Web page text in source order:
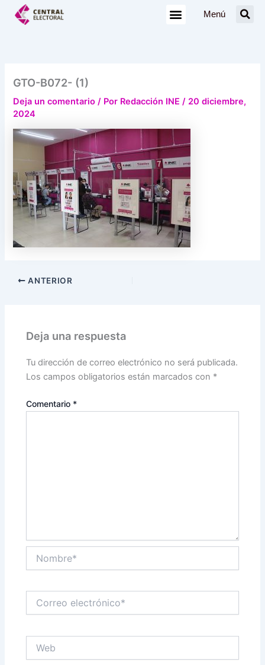
Menú
GTO-B072- (1)
Deja un comentario / Por Redacción INE/ 20 diciembre,
2024
ANTERIOR
Deja una respuesta
Tu dirección de correo electrónico no será publicada.
Los campos obligatorios están marcados con *
Comentario *
electrónico*